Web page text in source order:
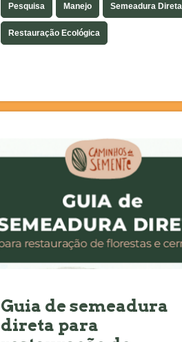
Pesquisa Manejo Semeadura Direta
Restauração Ecológica
Guia de semeadura
direta para